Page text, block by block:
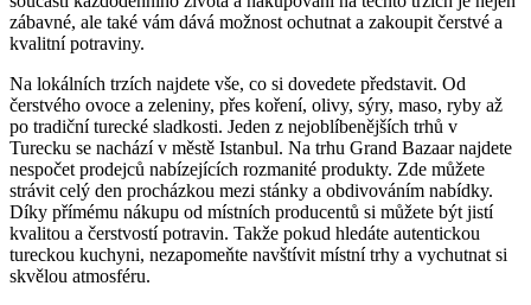
zábavné, ale také vám dává možnost ochutnat a zakoupit čerstvé a
kvalitní potraviny.
Na lokálních trzích najdete vše, co si dovedete představit. Od
čerstvého ovoce a zeleniny, přes koření, olivy, sýry, maso, ryby až
po tradiční turecké sladkosti. Jeden z nejoblíbenějších trhů v
Turecku se nachází v městě Istanbul. Na trhu Grand Bazaar najdete
nespočet prodejců nabízejících rozmanité produkty. Zde můžete
strávit celý den procházkou mezi stánky a obdivováním nabídky.
Díky přímému nákupu od místních producentů si můžete být jistí
kvalitou a čerstvostí potravin. Takže pokud hledáte autentickou
tureckou kuchyni, nezapomeňte navštívit místní trhy a vychutnat si
skvělou atmosféru.